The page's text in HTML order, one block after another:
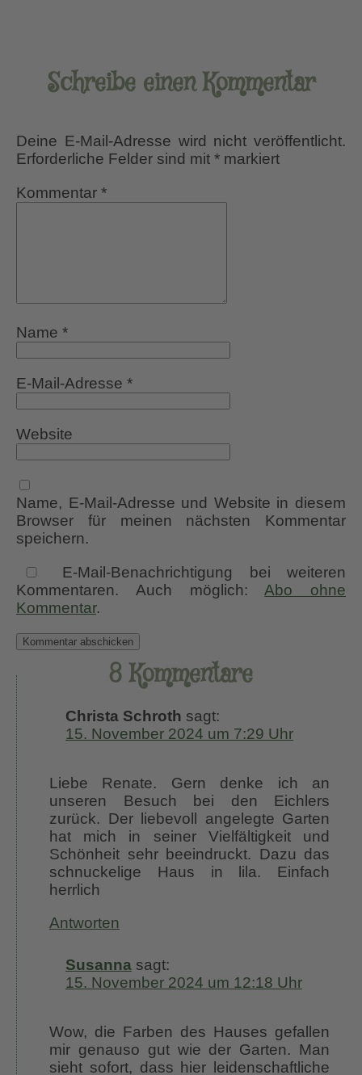
Schreibe einen Kommentar
Deine E-Mail-Adresse wird nicht veröffentlicht.
Erforderliche Felder sind mit * markiert
Kommentar *
Name *
E-Mail-Adresse *
Website
Name, E-Mail-Adresse und Website in diesem
Browser für meinen nächsten Kommentar
speichern.
E-Mail-Benachrichtigung bei weiteren
Kommentaren. Auch möglich:Abo ohne
Kommentar.
8 Kommentare
Christa Schroth sagt:
15. November 2024 um 7:29 Uhr
Liebe Renate. Gern denke ich an
unseren Besuch bei den Eichlers
zurück. Der liebevoll angelegte Garten
hat mich in seiner Vielfältigkeit und
Schönheit sehr beeindruckt. Dazu das
schnuckelige Haus in lila. Einfach
herrlich
Antworten
Susanna sagt:
15. November 2024 um 12:18 Uhr
Wow, die Farben des Hauses gefallen
mir genauso gut wie der Garten. Man
sieht sofort, dass hier leidenschaftliche